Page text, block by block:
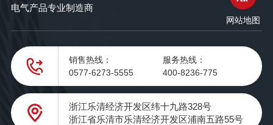
电气产品专业制造商
网站地图
销售热线：
0577-6273-5555
服务热线：
400-8236-775
浙江乐清经济开发区纬十九路328号
浙江省乐清市乐清经济开发区浦南五路55号